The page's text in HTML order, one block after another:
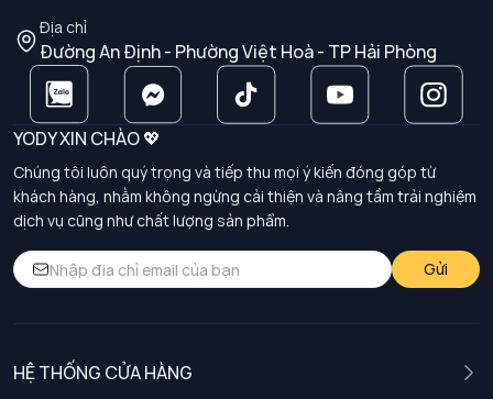
Địa chỉ
Đường An Định - Phường Việt Hoà - TP Hải Phòng
YODY XIN CHÀO 💖
Chúng tôi luôn quý trọng và tiếp thu mọi ý kiến đóng góp từ
khách hàng, nhằm không ngừng cải thiện và nâng tầm trải nghiệm
dịch vụ cũng như chất lượng sản phẩm.
Gửi
HỆ THỐNG CỬA HÀNG